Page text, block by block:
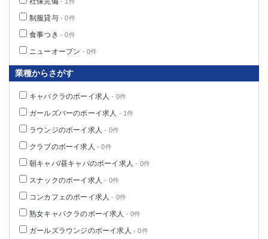
制服貸与- 0件
食事つき - 0件
ニューオープン - 0件
業種からさがす
キャバクラのボーイ求人 - 0件
ガールズバーのボーイ求人 - 1件
ラウンジのボーイ求人 - 0件
クラブのボーイ求人 - 0件
朝キャバ/昼キャバのボーイ求人 - 0件
スナックのボーイ求人 - 0件
コンカフェのボーイ求人 - 0件
熟女キャバクラのボーイ求人 - 0件
ガールズラウンジのボーイ求人 - 0件